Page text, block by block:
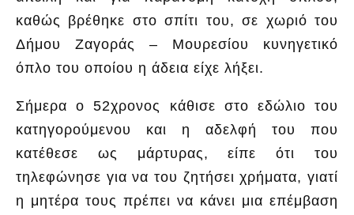
καθώς βρέθηκε στο σπίτι του, σε χωριό του
Δήμου Ζαγοράς – Μουρεσίου κυνηγετικό
όπλο του οποίου η άδεια είχε λήξει.
Σήμερα ο 52χρονος κάθισε στο εδώλιο του
κατηγορούμενου και η αδελφή του που
κατέθεσε ως μάρτυρας, είπε ότι του
τηλεφώνησε για να του ζητήσει χρήματα, γιατί
η μητέρα τους πρέπει να κάνει μια επέμβαση